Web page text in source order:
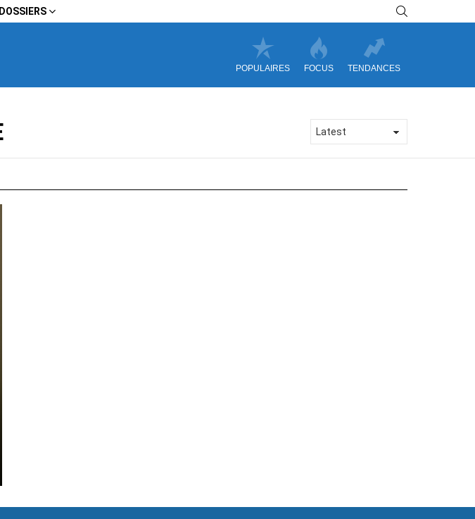
DOSSIERS
POPULAIRES FOCUS TENDANCES